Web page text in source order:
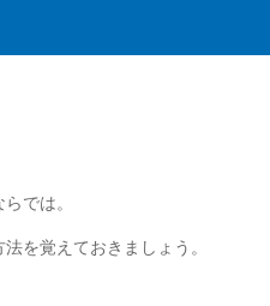
では。
を覚えておきましょう。